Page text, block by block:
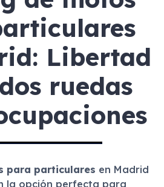
Libertad
ruedas
para particulares en Madrid
la opción perfecta para